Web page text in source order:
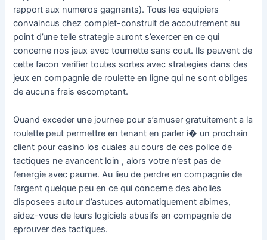
rapport aux numeros gagnants). Tous les equipiers
convaincus chez complet-construit de accoutrement au
point d’une telle strategie auront s’exercer en ce qui
concerne nos jeux avec tournette sans cout. Ils peuvent de
cette facon verifier toutes sortes avec strategies dans des
jeux en compagnie de roulette en ligne qui ne sont obliges
de aucuns frais escomptant.
Quand exceder une journee pour s’amuser gratuitement a la
roulette peut permettre en tenant en parler i� un prochain
client pour casino los cuales au cours de ces police de
tactiques ne avancent loin , alors votre n’est pas de
l’energie avec paume. Au lieu de perdre en compagnie de
l’argent quelque peu en ce qui concerne des abolies
disposees autour d’astuces automatiquement abimes,
aidez-vous de leurs logiciels abusifs en compagnie de
eprouver des tactiques.